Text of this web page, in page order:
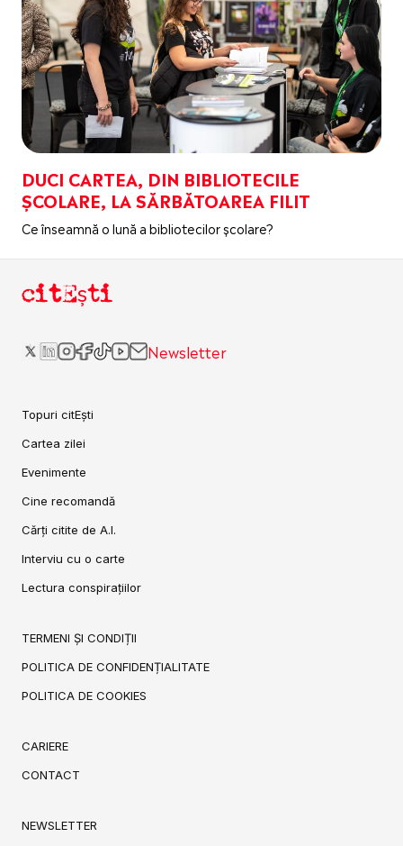
DUCI CARTEA, DIN BIBLIOTECILE
ȘCOLARE, LA SĂRBĂTOAREA FILIT
Ce înseamnă o lună a bibliotecilor școlare?
citEști
Newsletter
Topuri citEști
Cartea zilei
Evenimente
Cine recomandă
Cărți citite de A.I.
Interviu cu o carte
Lectura conspirațiilor
TERMENI ȘI CONDIȚII
POLITICA DE CONFIDENȚIALITATE
POLITICA DE COOKIES
CARIERE
CONTACT
NEWSLETTER